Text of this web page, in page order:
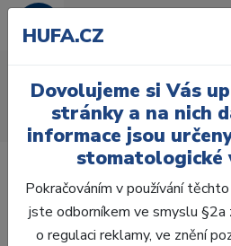
Úvod Zuby
AcryRock
AcryRock frontální H 6 ks
HUFA.CZ
Dovolujeme si Vás
stránky a na nich
informace jsou
stomatologické
Pokračováním v používání
jste odborníkem ve smyslu §2a
o regulaci reklamy, ve znění